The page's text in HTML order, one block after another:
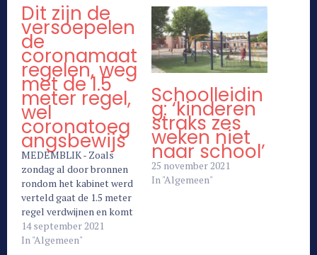
Dit zijn de
versoepelen
de
coronamaat
regelen, weg
met de 1.5
meter regel,
wel
coronatoeg
angsbewijs
MEDEMBLIK - Zoals
zondag al door bronnen
rondom het kabinet werd
verteld gaat de 1.5 meter
regel verdwijnen en komt
daarvoor in de plaats het
coronatoegangsbewijs..
14 september 2021
In "Algemeen"
Schoolleidin
g: ‘kinderen
straks zes
weken niet
naar school’
25 november 2021
In "Algemeen"